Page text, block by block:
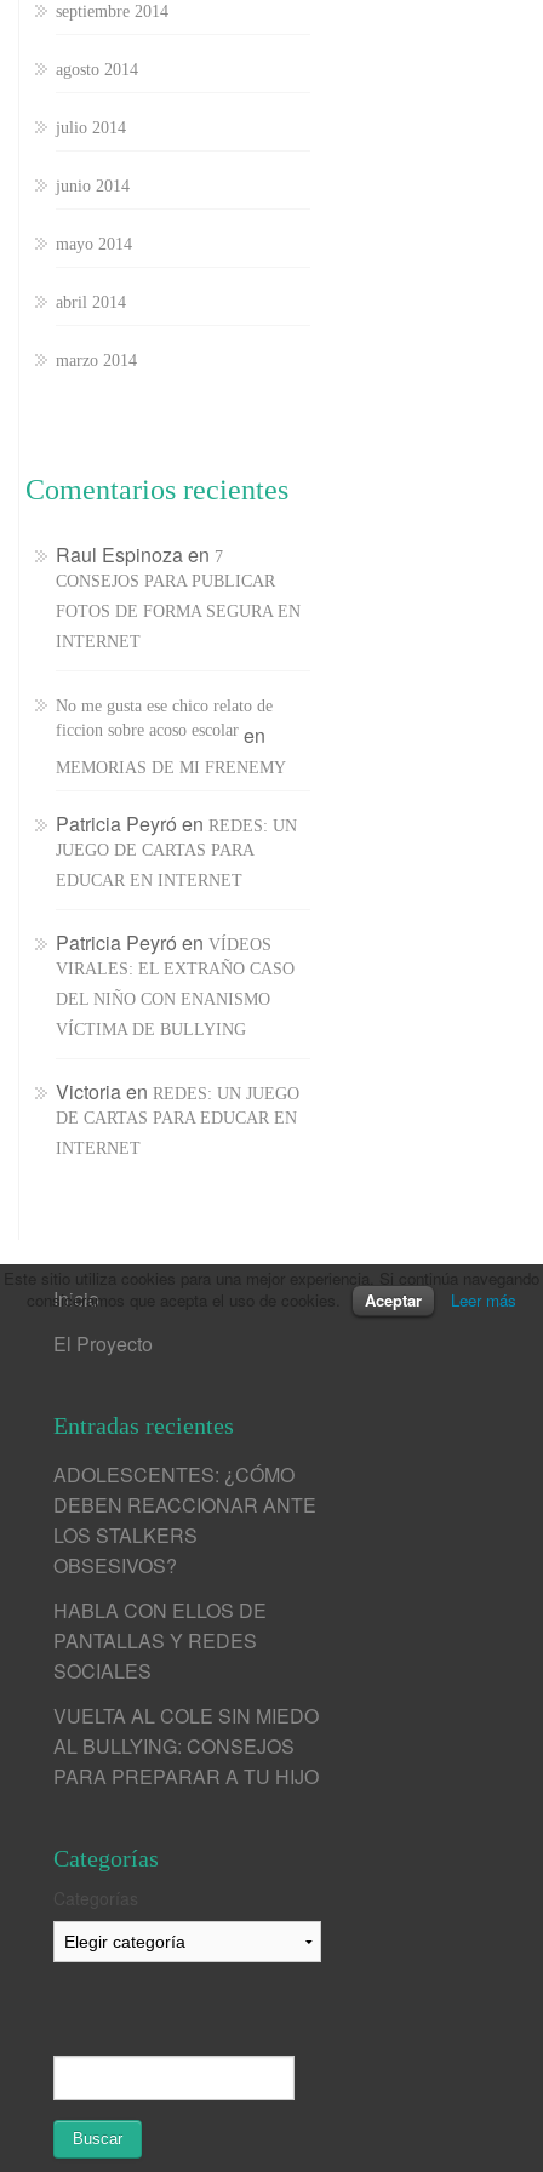
septiembre 2014
agosto 2014
julio 2014
junio 2014
mayo 2014
abril 2014
marzo 2014
Comentarios recientes
Raul Espinozaen 7
CONSEJOS PARA PUBLICAR
FOTOS DE FORMA SEGURA EN
INTERNET
No me gusta ese chico relato de
ficcion sobre acoso escolaren
MEMORIAS DE MI FRENEMY
Patricia Peyró en REDES: UN
JUEGO DE CARTAS PARA
EDUCAR EN INTERNET
Patricia Peyró en VÍDEOS
VIRALES: EL EXTRAÑO CASO
DEL NIÑO CON ENANISMO
VÍCTIMA DE BULLYING
Victoriaen REDES: UN JUEGO
DE CARTAS PARA EDUCAR EN
INTERNET
Inicio
El Proyecto
Entradas recientes
ADOLESCENTES: ¿CÓMO
DEBEN REACCIONAR ANTE
LOS STALKERS
OBSESIVOS?
HABLA CON ELLOS DE
PANTALLAS Y REDES
SOCIALES
VUELTA AL COLE SIN MIEDO
AL BULLYING: CONSEJOS
PARA PREPARAR A TU HIJO
Categorías
consideramos que acepta el uso de cookies.
Aceptar Leer más